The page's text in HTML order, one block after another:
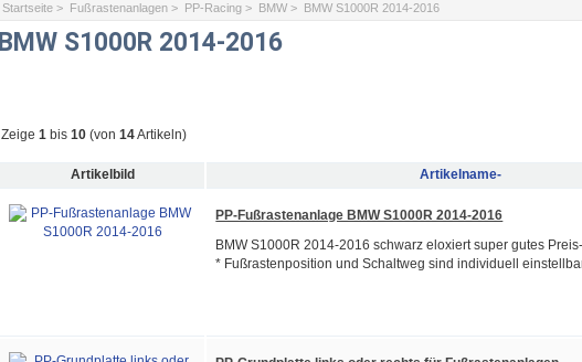
Startseite > Fußrastenanlagen > PP-Racing > BMW > BMW S1000R 2014-2016
BMW S1000R 2014-2016
Zeige1 bis10 (von14Artikeln)
Artikelbild Artikelname-
PP-Fußrastenanlage BMW S1000R 2014-2016
BMW S1000R 2014-2016 schwarz eloxiert super gutes
* Fußrastenposition und Schaltweg sind individuell